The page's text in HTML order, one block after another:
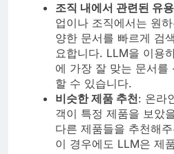
조직 내에서 관련된 유
업이나 조직에서는 원
양한 문서를 빠르게 검
요합니다. LLM을 이용
에 가장 잘 맞는 문서를
할 수 있습니다.
비슷한 제품 추천: 온라
객이 특정 제품을 보았
다른 제품들을 추천해
이 경우에도 LLM은 제